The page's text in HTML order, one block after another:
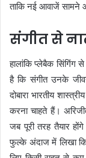
ताकि नई आवाजें
संगीत से
हालांकि प्लेबैक सिंगिंग
है कि संगीत उनके
दोबारा भारतीय
करना चाहते हैं।
जब पूरी तरह तैयार
फुल्के अंदाज में लिखा